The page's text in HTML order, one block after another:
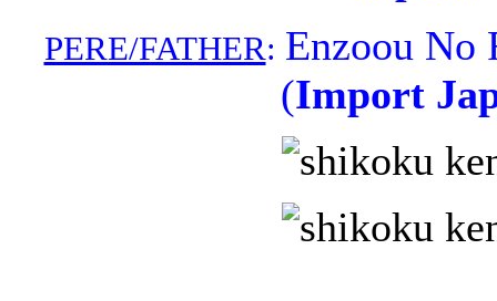
PERE/FATHER: Enzoou No
(Import